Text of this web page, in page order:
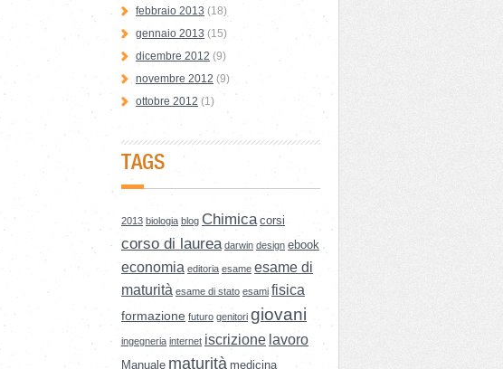
febbraio 2013 (18)
gennaio 2013 (15)
dicembre 2012 (9)
novembre 2012 (9)
ottobre 2012 (1)
TAGS
2013 biologia blog Chimica corsi
corso di laurea darwin design ebook
economia editoria esame esame di
maturità esame di stato esami fisica
formazione futuro genitori giovani
ingegneria internet iscrizione lavoro
Manuale maturità medicina